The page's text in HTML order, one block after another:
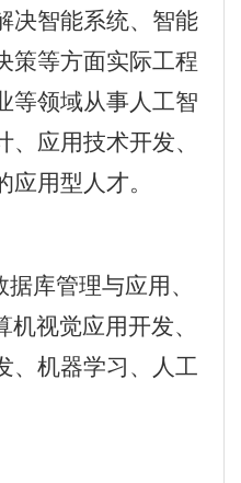
决智能系统、智能
策等方面实际工程
等领域从事人工智
应用技术开发、
用型人才。
库管理与应用、
视觉应用开发、
、机器学习、人工